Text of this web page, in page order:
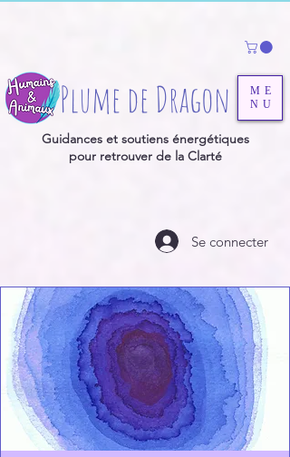
ME
NU
Plume de Dragon
Guidances et soutiens énergétiques
pour retrouver de la Clarté
Se connecter